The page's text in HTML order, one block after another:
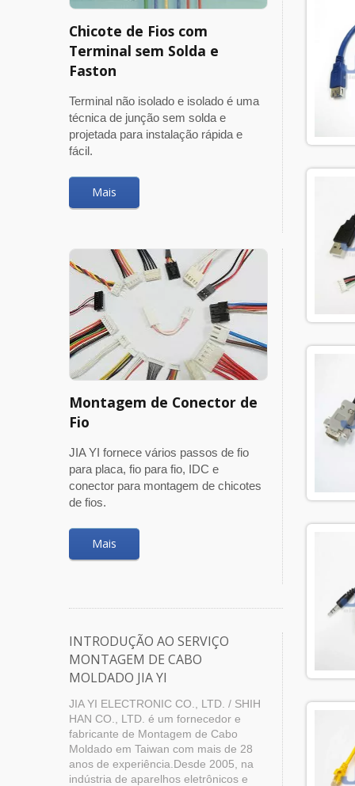
Chicote de Fios com
Terminal sem Solda e
Faston
Terminal não isolado e isolado é uma
técnica de junção sem solda e
projetada para instalação rápida e
fácil.
Mais
Montagem de Conector de
Fio
JIA YI fornece vários passos de fio
para placa, fio para fio, IDC e
conector para montagem de chicotes
de fios.
Mais
INTRODUÇÃO AO SERVIÇO
MONTAGEM DE CABO
MOLDADO JIA YI
JIA YI ELECTRONIC CO., LTD. / SHIH
HAN CO., LTD. é um fornecedor e
fabricante de Montagem de Cabo
Moldado em Taiwan com mais de 28
anos de experiência.Desde 2005, na
indústria de aparelhos eletrônicos e